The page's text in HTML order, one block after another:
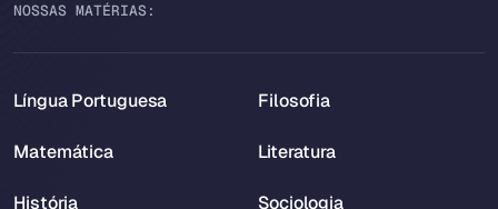
NOSSAS MATÉRIAS:
Língua Portuguesa
Matemática
História
Filosofia
Literatura
Sociologia